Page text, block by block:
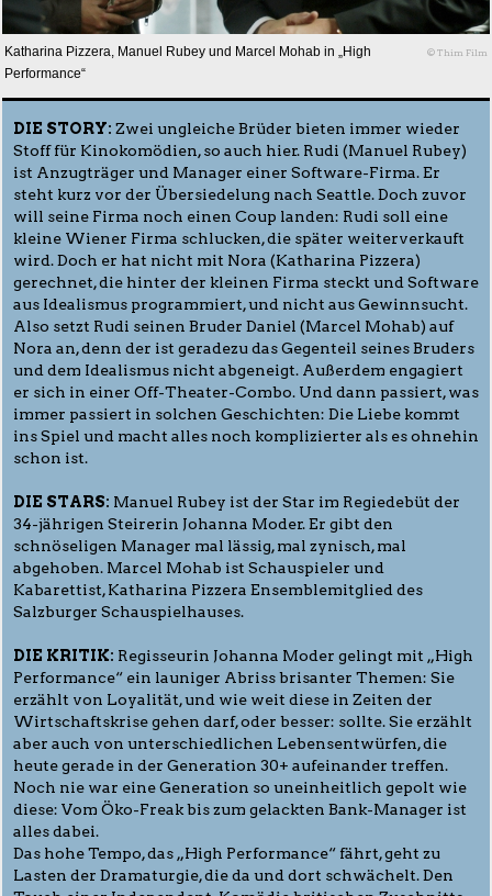
Katharina Pizzera, Manuel Rubey und Marcel Mohab in „High
Performance“
© Thim Film
DIE STORY: Zwei ungleiche Brüder bieten immer wieder
Stoff für Kinokomödien, so auch hier. Rudi (Manuel Rubey)
ist Anzugträger und Manager einer Software-Firma. Er
steht kurz vor der Übersiedelung nach Seattle. Doch zuvor
will seine Firma noch einen Coup landen: Rudi soll eine
kleine Wiener Firma schlucken, die später weiterverkauft
wird. Doch er hat nicht mit Nora (Katharina Pizzera)
gerechnet, die hinter der kleinen Firma steckt und Software
aus Idealismus programmiert, und nicht aus Gewinnsucht.
Also setzt Rudi seinen Bruder Daniel (Marcel Mohab) auf
Nora an, denn der ist geradezu das Gegenteil seines Bruders
und dem Idealismus nicht abgeneigt. Außerdem engagiert
er sich in einer Off-Theater-Combo. Und dann passiert, was
immer passiert in solchen Geschichten: Die Liebe kommt
ins Spiel und macht alles noch komplizierter als es ohnehin
schon ist.
DIE STARS: Manuel Rubey ist der Star im Regiedebüt der
34-jährigen Steirerin Johanna Moder. Er gibt den
schnöseligen Manager mal lässig, mal zynisch, mal
abgehoben. Marcel Mohab ist Schauspieler und
Kabarettist, Katharina Pizzera Ensemblemitglied des
Salzburger Schauspielhauses.
DIE KRITIK: Regisseurin Johanna Moder gelingt mit „High
Performance“ ein launiger Abriss brisanter Themen: Sie
erzählt von Loyalität, und wie weit diese in Zeiten der
Wirtschaftskrise gehen darf, oder besser: sollte. Sie erzählt
aber auch von unterschiedlichen Lebensentwürfen, die
heute gerade in der Generation 30+ aufeinander treffen.
Noch nie war eine Generation so uneinheitlich gepolt wie
diese: Vom Öko-Freak bis zum gelackten Bank-Manager ist
alles dabei.
Das hohe Tempo, das „High Performance“ fährt, geht zu
Lasten der Dramaturgie, die da und dort schwächelt. Den